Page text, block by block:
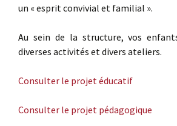
un « esprit convivial et familial ».
Au sein de la structure, vos
diverses activités et divers ateliers.
Consulter le projet éducatif
Consulter le projet pédagogique